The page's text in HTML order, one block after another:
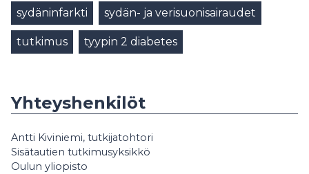
sydäninfarkti sydän- ja verisuonisairaudet
tutkimus tyypin 2 diabetes
Yhteyshenkilöt
Antti Kiviniemi, tutkijatohtori
Sisätautien tutkimusyksikkö
Oulun yliopisto